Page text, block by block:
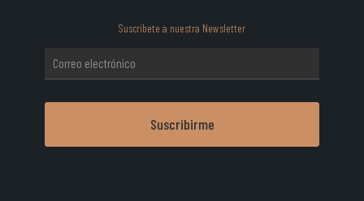
Suscríbete a nuestra Newsletter